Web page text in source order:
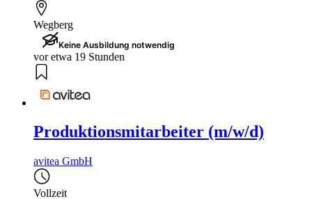
Wegberg
Keine Ausbildung notwendig
vor etwa 19 Stunden
Produktionsmitarbeiter (m/w/d)
avitea GmbH
Vollzeit